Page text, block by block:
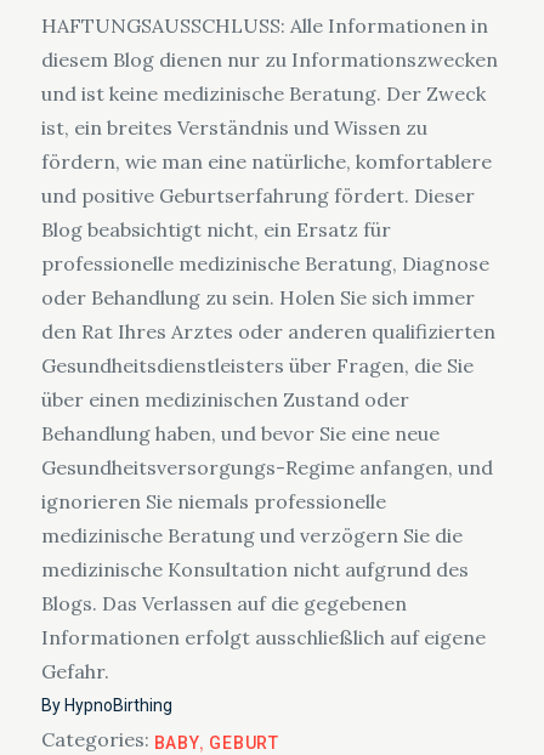
HAFTUNGSAUSSCHLUSS: Alle Informationen in
diesem Blog dienen nur zu Informationszwecken
und ist keine medizinische Beratung. Der Zweck
ist, ein breites Verständnis und Wissen zu
fördern, wie man eine natürliche, komfortablere
und positive Geburtserfahrung fördert. Dieser
Blog beabsichtigt nicht, ein Ersatz für
professionelle medizinische Beratung, Diagnose
oder Behandlung zu sein. Holen Sie sich immer
den Rat Ihres Arztes oder anderen qualifizierten
Gesundheitsdienstleisters über Fragen, die Sie
über einen medizinischen Zustand oder
Behandlung haben, und bevor Sie eine neue
Gesundheitsversorgungs-Regime anfangen, und
ignorieren Sie niemals professionelle
medizinische Beratung und verzögern Sie die
medizinische Konsultation nicht aufgrund des
Blogs. Das Verlassen auf die gegebenen
Informationen erfolgt ausschließlich auf eigene
Gefahr.
By HypnoBirthing
Categories: BABY GEBURT